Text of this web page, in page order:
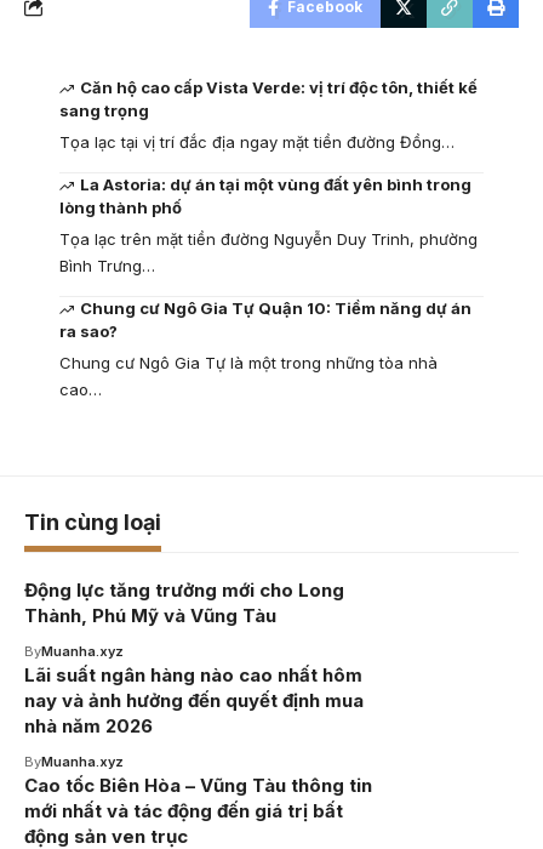
Facebook
Căn hộ cao cấp Vista Verde: vị trí độc tôn, thiết kế
sang trọng
Tọa lạc tại vị trí đắc địa ngay mặt tiền đường Đồng…
La Astoria: dự án tại một vùng đất yên bình trong
lòng thành phố
Tọa lạc trên mặt tiền đường Nguyễn Duy Trinh, phường
Bình Trưng…
Chung cư Ngô Gia Tự Quận 10: Tiềm năng dự án
ra sao?
Chung cư Ngô Gia Tự là một trong những tòa nhà
cao…
Tin cùng loại
Động lực tăng trưởng mới cho Long
Thành, Phú Mỹ và Vũng Tàu
ByMuanha.xyz
Lãi suất ngân hàng nào cao nhất hôm
nay và ảnh hưởng đến quyết định mua
nhà năm 2026
ByMuanha.xyz
Cao tốc Biên Hòa – Vũng Tàu thông tin
mới nhất và tác động đến giá trị bất
động sản ven trục